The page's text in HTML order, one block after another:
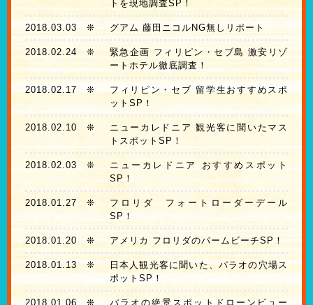
トを現地調査SP！
2018.03.03❊ グアム 藤田ニコルNG無しリポート
2018.02.24❊
緊急企画 フィリピン・セブ島 激安リゾ
ートホテル徹底調査！
2018.02.17 ❊
フィリピン・セブ 留学生おすすめスポ
ットSP！
2018.02.10 ❊
ニューカレドニア 観光客に聞いたマス
トスポットSP！
2018.02.03 ❊
ニューカレドニア おすすめスポット
SP！
2018.01.27 ❊
フロリダ フォートローダーデール
SP！
2018.01.20 ❊ アメリカ フロリダのパームビーチSP！
2018.01.13❊
日本人観光客に聞いた、パラオの穴場ス
ポットSP！
2018.01.06 ❊
パラオの絶景スポットドローンビュー